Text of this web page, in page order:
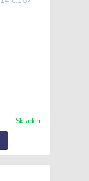
Skladem